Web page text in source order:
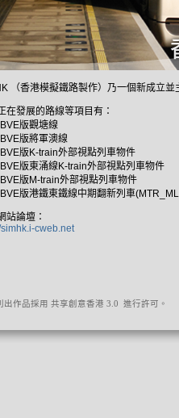
（香港模擬鐵路製作）乃一個新成立
在發展的路線等項目有：
版觀塘線
版將軍澳線
版K-train外部視點列車物件
版東涌線K-train外部視點列車物件
版M-train外部視點列車物件
版港鐵東鐵線中期翻新列車
站論壇：
simhk.i-cweb.net
出作品採用 共享創意香港 3.0 進行許可。